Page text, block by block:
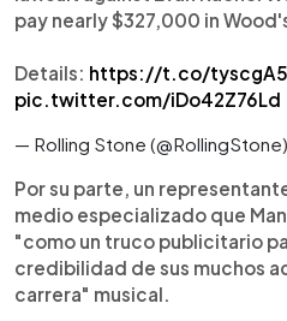
pay nearly $327,000 in
Details: https://t.co/
pic.twitter.com/iDo42Z76Ld
— Rolling Stone (@RollingStone)
Por su parte, un
medio especializado que
"como un truco publicitario
credibilidad de sus muchos
carrera" musical.